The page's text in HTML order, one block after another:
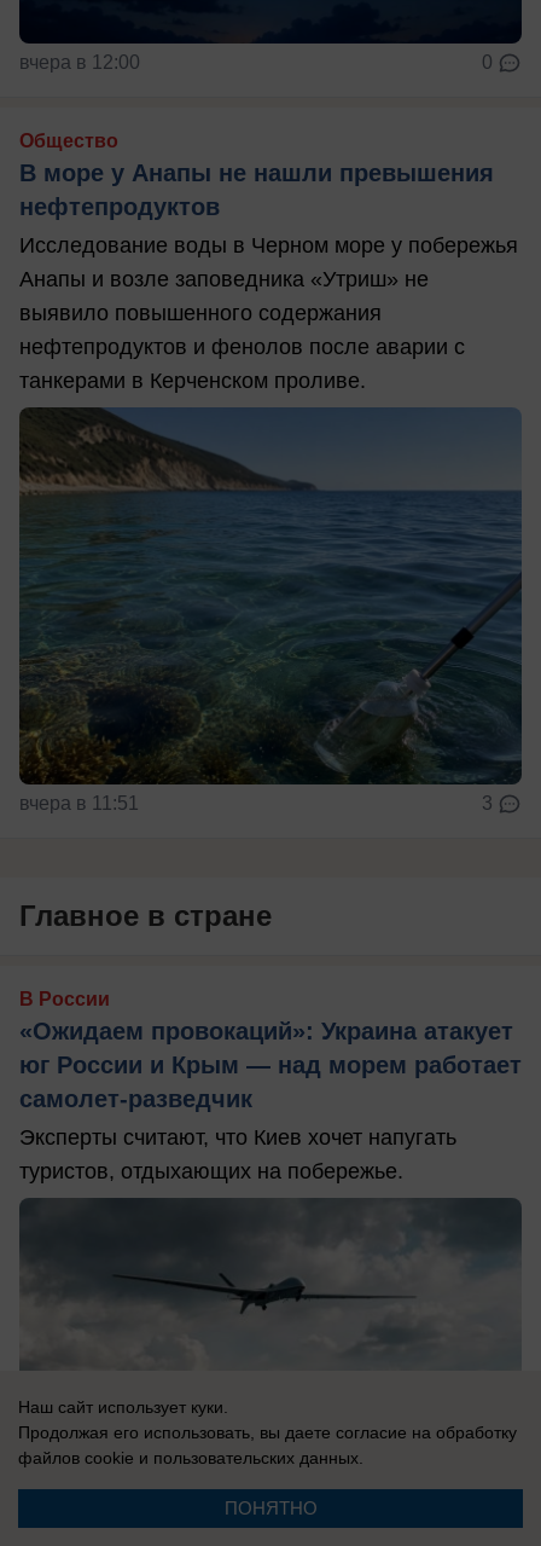
вчера в 12:00 0
Общество
В море у Анапы не нашли превышения
нефтепродуктов
Исследование воды в Черном море у побережья
Анапы и возле заповедника «Утриш» не
выявило повышенного содержания
нефтепродуктов и фенолов после аварии с
танкерами в Керченском проливе.
вчера в 11:51 3
Главное в стране
В России
«Ожидаем провокаций»: Украина атакует
юг России и Крым — над морем работает
самолет-разведчик
Эксперты считают, что Киев хочет напугать
туристов, отдыхающих на побережье.
Наш сайт использует куки.
Продолжая его использовать, вы даете согласие на обработку
файлов cookie и пользовательских данных.
ПОНЯТНО